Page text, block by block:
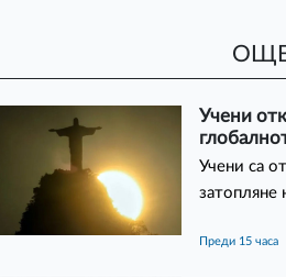
Учени
Учени са
затопляне
преди 15 часа